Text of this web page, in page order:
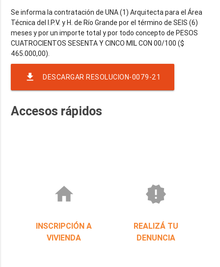
Se informa la contratación de UNA (1) Arquitecta para el Área
Técnica del I.P.V. y H. de Río Grande por el término de SEIS (6)
meses y por un importe total y por todo concepto de PESOS
CUATROCIENTOS SESENTA Y CINCO MIL CON 00/100 ($
file_download DESCARGAR RESOLUCION-0079-21
Accesos rápidos
home
INSCRIPCIÓN A
VIVIENDA
new_releases
REALIZÁ TU
DENUNCIA